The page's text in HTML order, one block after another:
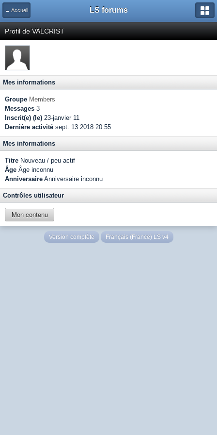
← Accueil LS forums
Profil de VALCRIST
Mes informations
Groupe Members
Messages 3
Inscrit(e) (le) 23-janvier 11
Dernière activité sept. 13 2018 20:55
Mes informations
Titre Nouveau / peu actif
Âge Âge inconnu
Anniversaire Anniversaire inconnu
Contrôles utilisateur
Mon contenu
Version complète Français (France) LS v4